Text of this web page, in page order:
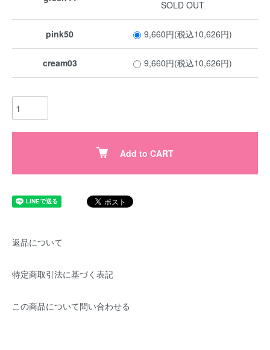
SOLD OUT
pink50 9,660円(税込10,626円)
cream03 9,660円(税込10,626円)
Add to CART
返品について
特定商取引法に基づく表記
この商品について問い合わせる